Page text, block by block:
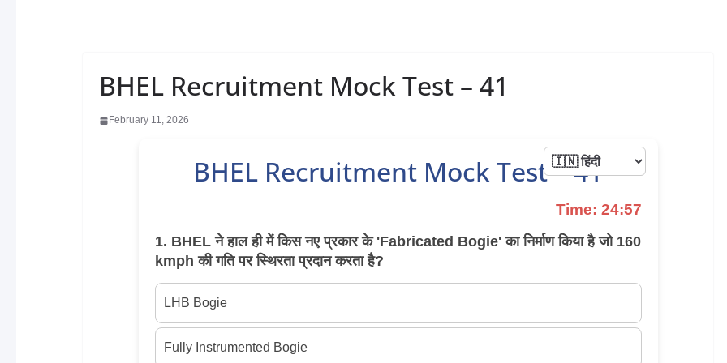
BHEL Recruitment Mock Test – 41
February 11, 2026
BHEL Recruitment Mock Test – 41
Time: 24:56
1. BHEL ने हाल ही में किस नए प्रकार के 'Fabricated Bogie' का निर्माण किया है जो 160
kmph की गति पर स्थिरता प्रदान करता है?
LHB Bogie
Fully Instrumented Bogie